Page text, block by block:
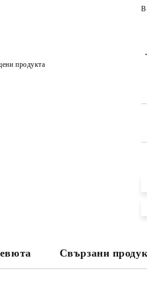
В
продукта
Свързани